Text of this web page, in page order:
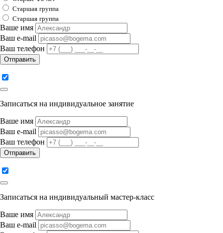
Cтаршая группа
Cтаршая группа
Ваше имя
Ваш e-mail
Ваш телефон
Отправить
Записаться на индивидуальное занятие
Ваше имя
Ваш e-mail
Ваш телефон
Отправить
Записаться на индивидуальный мастер-класс
Ваше имя
Ваш e-mail